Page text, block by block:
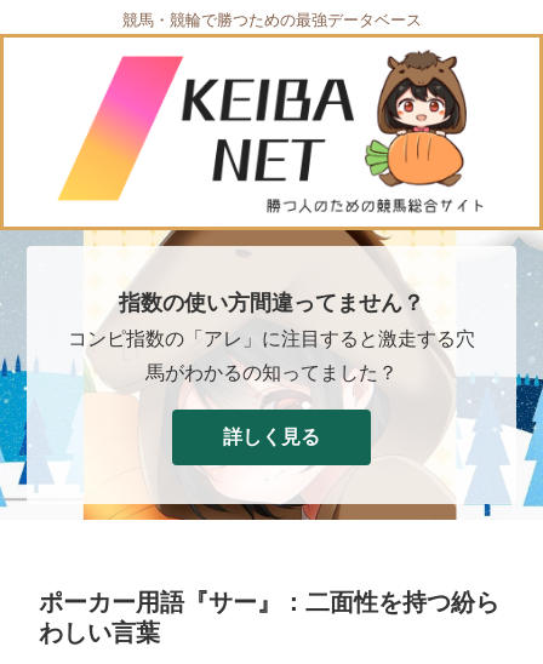
競馬・競輪で勝つための最強データベース
指数の使い方間違ってません？
コンピ指数の「アレ」に注目すると激走する穴
馬がわかるの知ってました？
詳しく見る
ポーカー用語『サー』：二面性を持つ紛ら
わしい言葉